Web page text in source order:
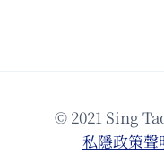
© 2021 Sing
私隱政策聲